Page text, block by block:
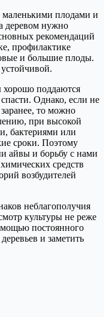
плодами и
деревом нужно
рекомендаций
профилактике
и большие плоды.
хорошо поддаются
Однако, если не
то можно
при высокой
бактериями или
сроки. Поэтому
айвы и борьбу с нами
средств
возбудителей
неблагополучия
культуры не реже
постоянного
и заметить